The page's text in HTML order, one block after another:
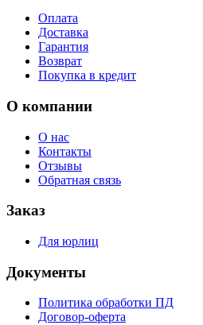
Оплата
Доставка
Гарантия
Возврат
Покупка в кредит
О компании
О нас
Контакты
Отзывы
Обратная связь
Заказ
Для юрлиц
Документы
Политика обработки ПД
Договор-оферта